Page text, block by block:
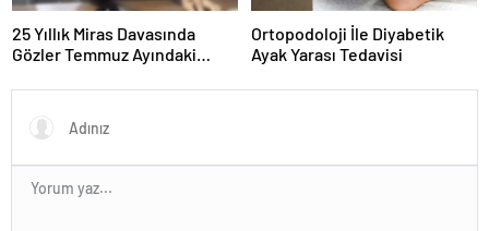
25 Yıllık Miras Davasında
Gözler Temmuz Ayındaki
Ortopodoloji İle Diyabetik
Ayak Yarası Tedavisi